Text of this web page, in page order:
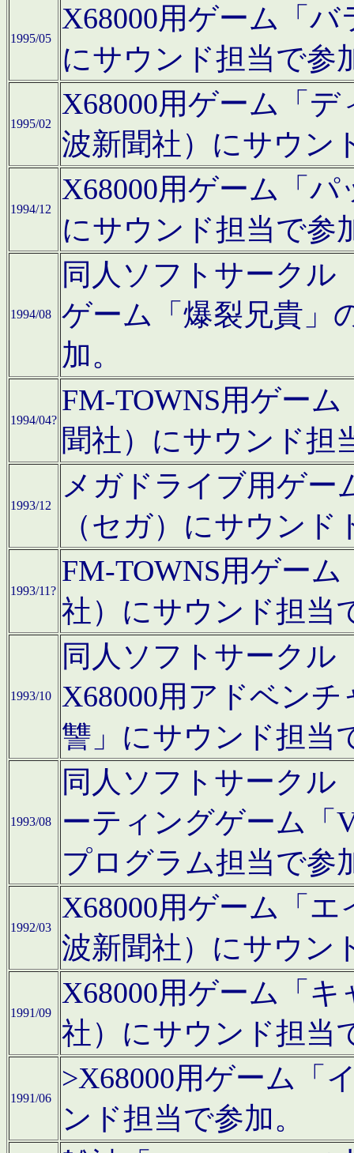
1995/05
X68000用ゲーム「
にサウンド担当で参
1995/02
X68000用ゲーム「
波新聞社）にサウン
1994/12
X68000用ゲーム「
にサウンド担当で参
1994/08
同人ソフトサークル
ゲーム「爆裂兄貴」
加。
1994/04?
FM-TOWNS用ゲー
聞社）にサウンド担
1993/12
メガドライブ用ゲー
（セガ）にサウン
1993/11?
FM-TOWNS用ゲー
社）にサウンド担当
1993/10
同人ソフトサークル
X68000用アドベン
讐」にサウンド担当
1993/08
同人ソフトサークル
ーティングゲーム「
プログラム担当で参
1992/03
X68000用ゲーム「
波新聞社）にサウン
1991/09
X68000用ゲーム「
社）にサウンド担当
1991/06
>X68000用ゲーム「
ンド担当で参加。